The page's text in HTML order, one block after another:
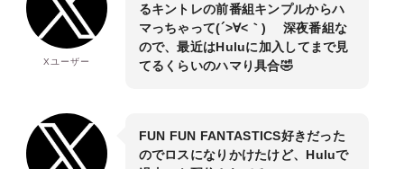
Xユーザー
るキントレの前番組キンプルからハ
マっちゃって(´>∀<｀)ゝ 深夜番組な
ので、最近はHuluに加入してまで見
てるくらいのハマり具合🤣
FUN FUN FANTASTICS好きだった
のでロスになりかけたけど、Huluで